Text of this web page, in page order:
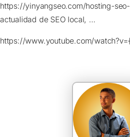
https://yinyangseo.com/hosting-
actualidad de SEO local, …
https://www.youtube.com/